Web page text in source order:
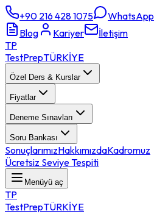
+90 216 428 1075
WhatsApp
Blog
Kariyer
İletişim
TP
TestPrepTÜRKİYE
Özel Ders & Kurslar
Fiyatlar
Deneme Sınavları
Soru Bankası
SonuçlarımızHakkımızdaKadromuz
Ücretsiz Seviye Tespiti
Menüyü aç
TP
TestPrepTÜRKİYE